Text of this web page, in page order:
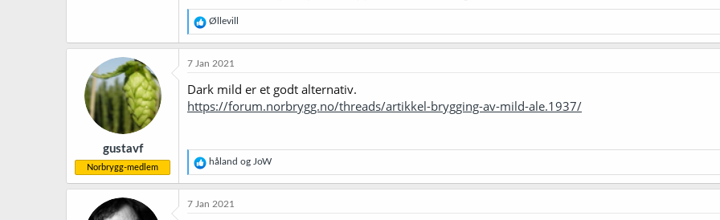
R
e
a
j
o
n
:
Øllevill
gustavf
Norbrygg-medlem
7 Jan 2021
Dark mild er et godt alternativ.
https://forum.norbrygg.no/threads/artikkel-brygging-av-mild-ale.1937/
R
e
a
håland og JoW
7 Jan 2021